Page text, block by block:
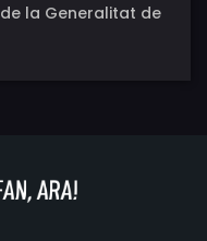
la Generalitat de